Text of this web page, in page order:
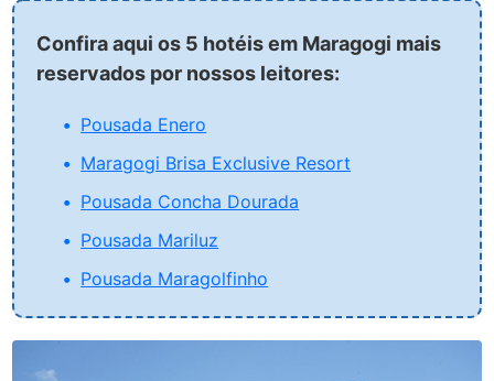
Confira aqui os 5 hotéis em Maragogi mais
reservados por nossos leitores:
Pousada Enero
Maragogi Brisa Exclusive Resort
Pousada Concha Dourada
Pousada Mariluz
Pousada Maragolfinho